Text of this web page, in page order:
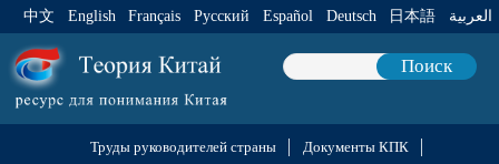
中文 English Français Pусский Español Deutsch 日本語 العربية
Поиск
Труды руководителей страны
Документы КПК